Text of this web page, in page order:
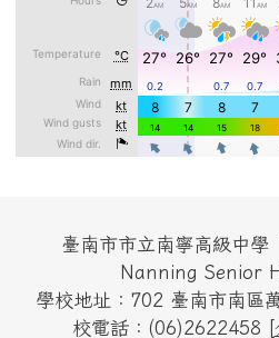
頁尾區域內容
臺南市市立南寧高級中
Nanning Senior
學校地址：702 臺南市南區
校電話：(06)2622458 [